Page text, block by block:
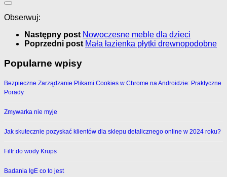
Obserwuj:
Następny post Nowoczesne meble dla dzieci
Poprzedni post Mała łazienka płytki drewnopodobne
Popularne wpisy
Bezpieczne Zarządzanie Plikami Cookies w Chrome na Androidzie: Praktyczne
Porady
Zmywarka nie myje
Jak skutecznie pozyskać klientów dla sklepu detalicznego online w 2024 roku?
Filtr do wody Krups
Badania IgE co to jest